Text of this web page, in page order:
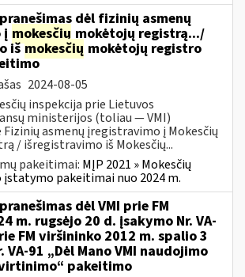
dėl fizinių asmenų
į mokesčių mokėtojų registrą.../
išmokesčių mokėtojų registro
2024-08-05
inspekcija prie Lietuvos
ministerijos (toliau — VMI)
asmenų įregistravimo į Mokesčių
/ išregistravimo iš Mokesčių...
pakeitimai: MĮP 2021 » Mokesčių
pakeitimai nuo 2024 m.
dėl VMI prie FM
m. rugsėjo 20 d. įsakymo Nr. VA-
FM viršininko 2012 m. spalio 3
VA-91 „Dėl Mano VMI naudojimo
pakeitimo